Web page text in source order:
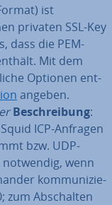
ist
privaten SSL-Key
dass die PEM-
Mit dem
Optionen ent­
angeben.
Be­schrei­bung:
ICP-Anfragen
bzw. UDP-
wenn
kom­mu­ni­zie­
zum Ab­schal­ten